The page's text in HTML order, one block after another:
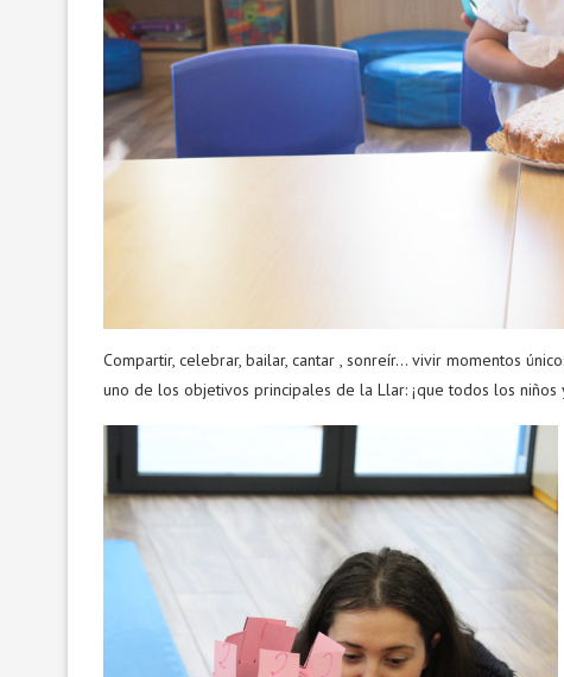
Compartir, celebrar, bailar, cantar , sonreír… vivir momentos
uno de los objetivos principales de la Llar: ¡que todos los niños